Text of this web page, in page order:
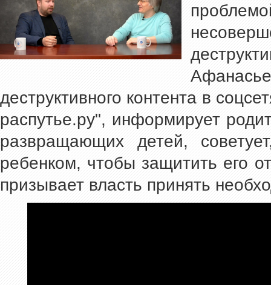
деструктивного контента в
распутье.ру", информирует
развращающих детей,
ребенком, чтобы защитить его
призывает власть принять